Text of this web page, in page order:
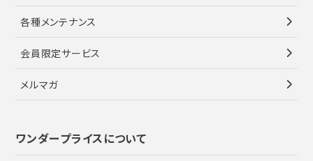
各種メンテナンス
会員限定サービス
メルマガ
ワンダープライスについて